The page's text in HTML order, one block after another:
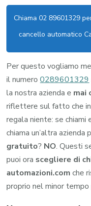
Chiama 02 89601329
cancello automatico
Per questo vogliamo
il numero0289601329
la nostra azienda e mai
riflettere sul fatto che
regala niente: se chiami
chiama un’altra
gratuito? NO. Questi
puoi ora scegliere di
automazioni.com che
proprio nel minor